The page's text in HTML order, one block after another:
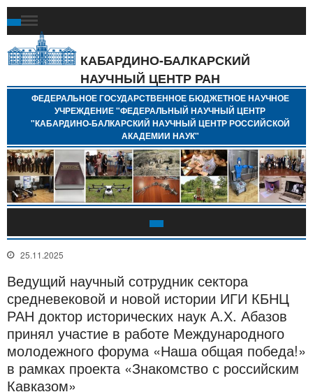
КАБАРДИНО-БАЛКАРСКИЙ
НАУЧНЫЙ ЦЕНТР РАН
ФЕДЕРАЛЬНОЕ ГОСУДАРСТВЕННОЕ БЮДЖЕТНОЕ НАУЧНОЕ
УЧРЕЖДЕНИЕ "ФЕДЕРАЛЬНЫЙ НАУЧНЫЙ ЦЕНТР
"КАБАРДИНО-БАЛКАРСКИЙ НАУЧНЫЙ ЦЕНТР РОССИЙСКОЙ
АКАДЕМИИ НАУК"
25.11.2025
Ведущий научный сотрудник сектора
средневековой и новой истории ИГИ КБНЦ
РАН доктор исторических наук А.Х. Абазов
принял участие в работе Международного
молодежного форума «Наша общая победа!»
в рамках проекта «Знакомство с российским
Кавказом»